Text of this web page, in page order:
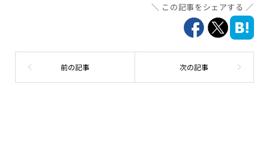
この記事をシェアする